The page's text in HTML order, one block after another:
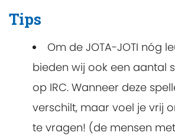
Tips
Om de JOTA-JOTI nóg
bieden wij ook een aantal
op IRC. Wanneer deze
verschilt, maar voel je vrij
te vragen! (de mensen